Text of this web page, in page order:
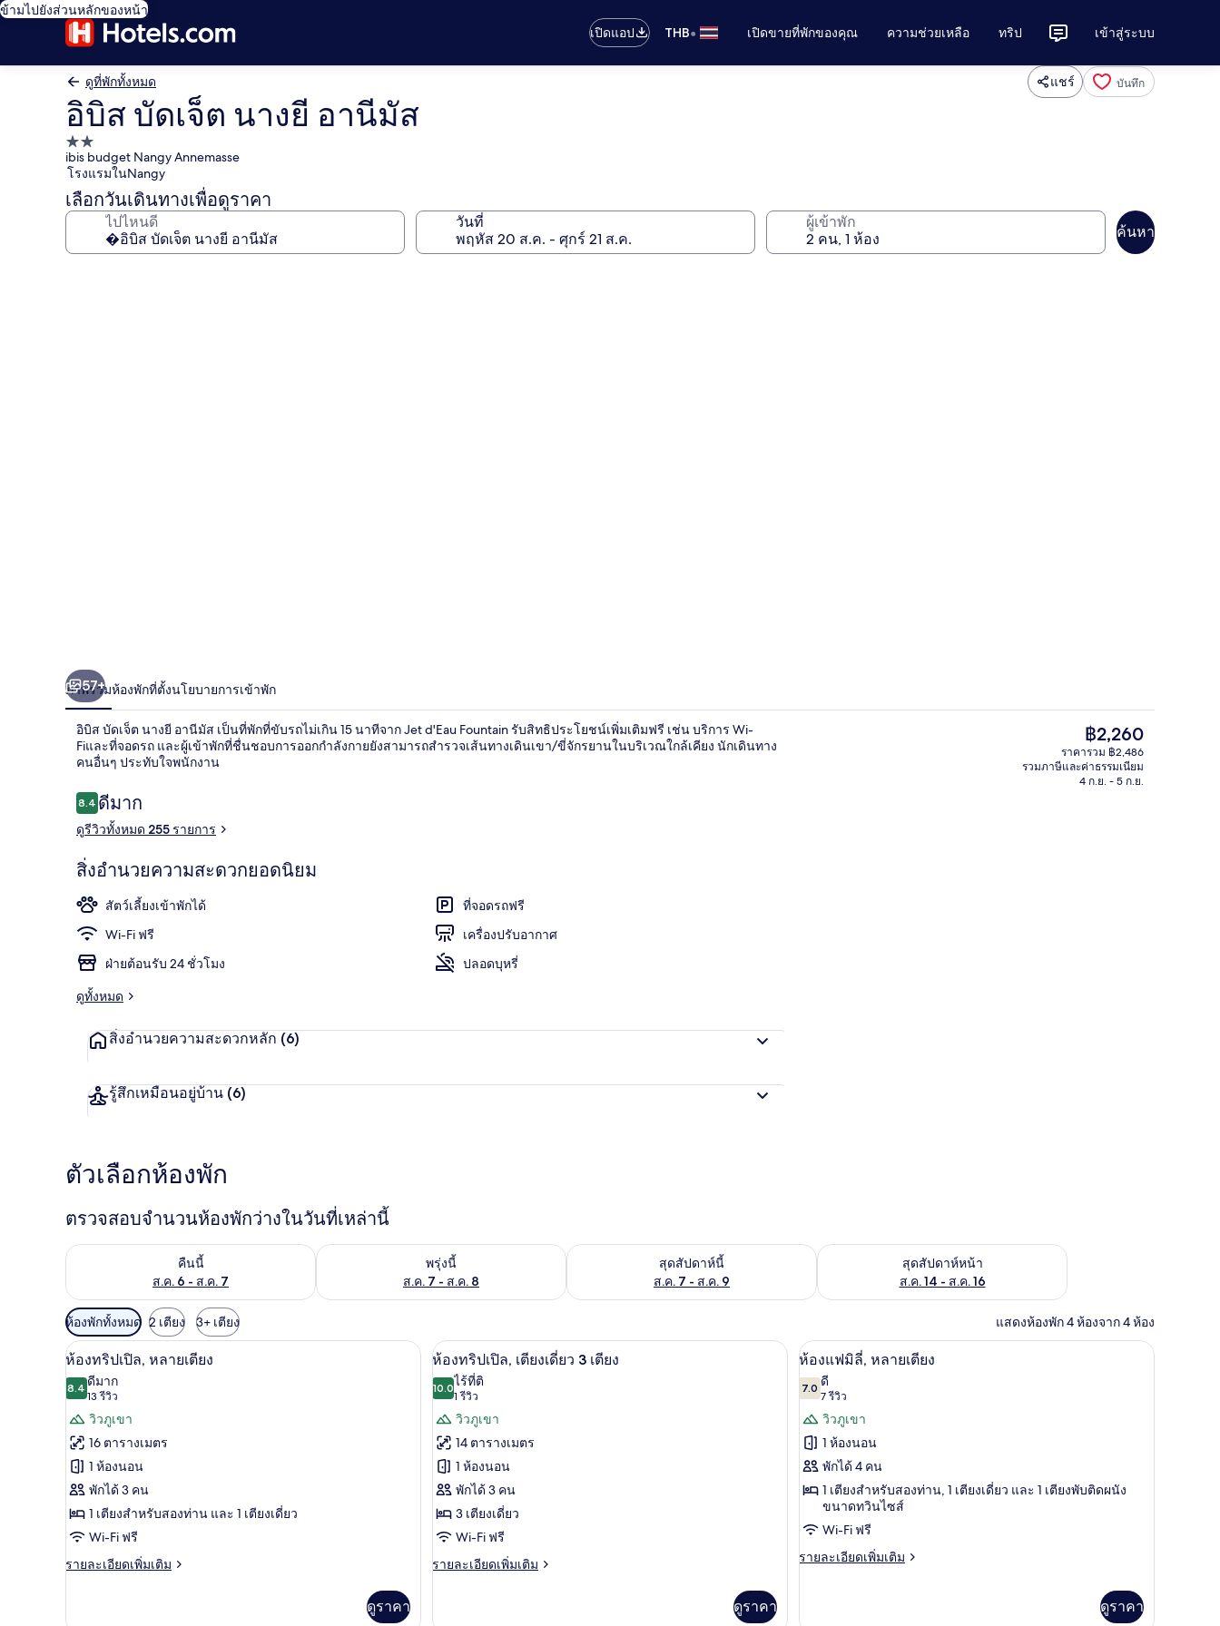
ข้ามไปยังส่วนหลักของหน้า
เปิดแอป
THB• เปิดขายที่พักของคุณ ความช่วยเหลือ ทริป เข้าสู่ระบบ
ดูที่พักทั้งหมด แชร์ บันทึก
อิบิส บัดเจ็ต นางยี อานีมัส
ที่พัก
2.0
ดาว
ibis budget Nangy Annemasse
โรงแรมในNangy
เลือกวันเดินทางเพื่อดูราคา
ไปไหนดี วันที่ ผู้เข้าพัก
ค้นหา
ห้องทริปเปิล, หลายเตียง | เตียงพร้อมฟูกเสริมที่นอน, ผ้าม่านกันแสง, ห้องเก็บเสียง
บริเวณภายนอก
57+
ภาพรวมห้องพักที่ตั้งนโยบายการเข้าพัก
อิบิส บัดเจ็ต นางยี อานีมัส เป็นที่พักที่ขับรถไม่เกิน 15 นาทีจาก Jet d'Eau Fountain รับสิทธิประโยชน์เพิ่มเติมฟรี เช่น บริการ Wi-
Fiและที่จอดรถ และผู้เข้าพักที่ชื่นชอบการออกกำลังกายยังสามารถสำรวจเส้นทางเดินเขา/ขี่จักรยานในบริเวณใกล้เคียง นักเดินทาง
คนอื่นๆ ประทับใจพนักงาน
รีวิว
8.48.4 จาก 10
ดีมาก
ดูรีวิวทั้งหมด 255 รายการ
สิ่งอำนวยความสะดวกยอดนิยม
สัตว์เลี้ยงเข้าพักได้
ที่จอดรถฟรี
Wi-Fi ฟรี
เครื่องปรับอากาศ
ฝ่ายต้อนรับ 24 ชั่วโมง
ปลอดบุหรี่
ดูทั้งหมด
สิ่งอำนวยความสะดวกหลัก (6)
รู้สึกเหมือนอยู่บ้าน (6)
ราคา
ปัจจุบัน
฿2,260
฿2,260
ราคารวม ฿2,486
รวมภาษีและค่าธรรมเนียม
4 ก.ย. - 5 ก.ย.
ตัวเลือกห้องพัก
ตรวจสอบจำนวนห้องพักว่างในวันที่เหล่านี้
คืนนี้
ส.ค. 6 - ส.ค. 7
ตรวจสอบจำนวนห้องพักว่างในคืนนี้ ส.ค. 6 - ส.ค. 7
พรุ่งนี้
ส.ค. 7 - ส.ค. 8
ตรวจสอบจำนวนห้องพักว่างในพรุ่งนี้ ส.ค. 7 - ส.ค. 8
สุดสัปดาห์นี้
ส.ค. 7 - ส.ค. 9
ตรวจสอบจำนวนห้องพักว่างในสุดสัปดาห์นี้ ส.ค. 7 - ส.ค. 9สุดสัปดาห์หน้า
ส.ค. 14 - ส.ค. 16
ตรวจสอบจำนวนห้องพักว่างในสุดสัปดาห์หน้า ส.ค. 14 - ส.ค. 16
ตัว
กรอง
ที่
มี
สำหรับ
ห้อง
พัก
ห้องพักทั้งหมด 2 เตียง 3+ เตียง แสดงห้องพัก 4 ห้องจาก 4 ห้อง
เปิด
ภาพถ่าย
ทั้งหมด
ของ
ห้อง
ทริปเปิล,
หลาย
เตียง
ห้องทริปเปิล, หลายเตียง | เตียงพร้อมฟูกเสริมที่นอน, ผ้าม่านกันแสง, ห้องเก็บเสียง
13
ห้องทริปเปิล, หลายเตียง
8.48.4 จาก 10
ดีมาก
13 รีวิว
(13
รีวิว)
วิวภูเขา
16 ตารางเมตร
1 ห้องนอน
พักได้ 3 คน
1 เตียงสำหรับสองท่าน และ 1 เตียงเดี่ยว
Wi-Fi ฟรี
รายละเอียดเพิ่มเติม
ราย
ดูราคา
เปิด
ภาพถ่าย
ทั้งหมด
ของ
ห้อง
ทริปเปิล,
เตียง
เดี่ยว
3
ห้องทริปเปิล, เตียงเดี่ยว 3 เตียง | เตียงพร้อมฟูกเสริมที่นอน, ผ้าม่านกันแสง, ห้องเก็บเสียง
9
ห้องทริปเปิล, เตียงเดี่ยว 3 เตียง
10.010.0 จาก 10
ไร้ที่ติ
1 รีวิว
(1
รีวิว)
วิวภูเขา
14 ตารางเมตร
1 ห้องนอน
พักได้ 3 คน
3 เตียงเดี่ยว
Wi-Fi ฟรี
รายละเอียดเพิ่มเติม
ราย
ดูราคา
เปิด
ภาพถ่าย
ทั้งหมด
ของ
ห้อง
แฟ
ลี่,
หลาย
เตียงพร้อมฟูกเสริมที่นอน, ผ้าม่านกันแสง, ห้องเ
8
ห้องแฟมิลี่, หลายเตียง
7.07.0 จาก 10
ดี
7 รีวิว
(7
รีวิว)
วิวภูเขา
1 ห้องนอน
พักได้ 4 คน
1 เตียงสำหรับสองท่าน, 1 เตียงเดี่ยว และ 1 เตียงพับติดผนัง
ขนาดทวินไซส์
Wi-Fi ฟรี
รายละเอียดเพิ่มเติม
ราย
เกี่ยว
ดูราคา